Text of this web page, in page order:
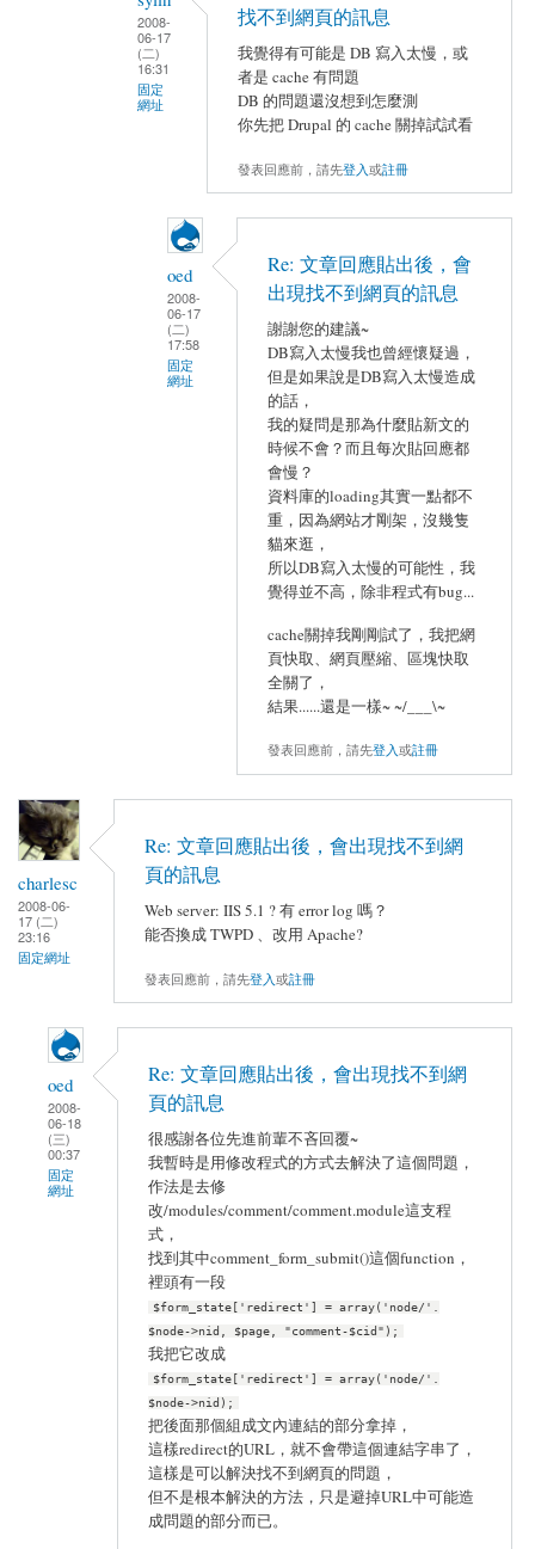
2008-
06-17
(二)
16:31
固定
網址
找不到網頁的訊息
我覺得有可能是 DB 寫入太慢，或
者是 cache 有問題
DB 的問題還沒想到怎麼測
你先把 Drupal 的 cache 關掉試試看
發表回應前，請先登入或註冊
oed
2008-
06-17
(二)
17:58
固定
網址
Re: 文章回應貼出後，會
出現找不到網頁的訊息
謝謝您的建議~
DB寫入太慢我也曾經懷疑過，
但是如果說是DB寫入太慢造成
的話，
我的疑問是那為什麼貼新文的
時候不會？而且每次貼回應都
會慢？
資料庫的loading其實一點都不
重，因為網站才剛架，沒幾隻
貓來逛，
所以DB寫入太慢的可能性，我
覺得並不高，除非程式有bug...
cache關掉我剛剛試了，我把網
頁快取、網頁壓縮、區塊快取
全關了，
結果......還是一樣~ ~/___\~
發表回應前，請先登入或註冊
charlesc
2008-06-
17 (二)
23:16
固定網址
Re: 文章回應貼出後，會出現找不到網
頁的訊息
Web server: IIS 5.1 ? 有 error log 嗎？
能否換成 TWPD 、改用 Apache?
發表回應前，請先登入或註冊
oed
2008-
06-18
(三)
00:37
固定
網址
Re: 文章回應貼出後，會出現找不到網
頁的訊息
很感謝各位先進前輩不吝回覆~
我暫時是用修改程式的方式去解決了這個問題，
作法是去修
改/modules/comment/comment.module這支程
式，
找到其中comment_form_submit()這個function，
裡頭有一段
$form_state['redirect'] = array('node/'.
$node->nid, $page, "comment-$cid");
我把它改成
$form_state['redirect'] = array('node/'.
$node->nid);
把後面那個組成文內連結的部分拿掉，
這樣redirect的URL，就不會帶這個連結字串了，
這樣是可以解決找不到網頁的問題，
但不是根本解決的方法，只是避掉URL中可能造
成問題的部分而已。